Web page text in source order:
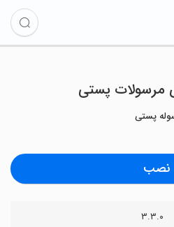
مرسولات پستی
پستی
نصب
۳.۳.۰